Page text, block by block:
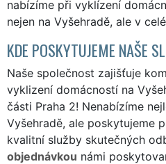
nabízíme při vyklízení
nejen na Vyšehradě, ale v
KDE POSKYTUJEME NAŠE
Naše společnost zajišťuje
vyklizení domácností na
části Praha 2! Nenabízíme
Vyšehradě, ale poskytujeme
kvalitní služby skutečných
objednávkou námi